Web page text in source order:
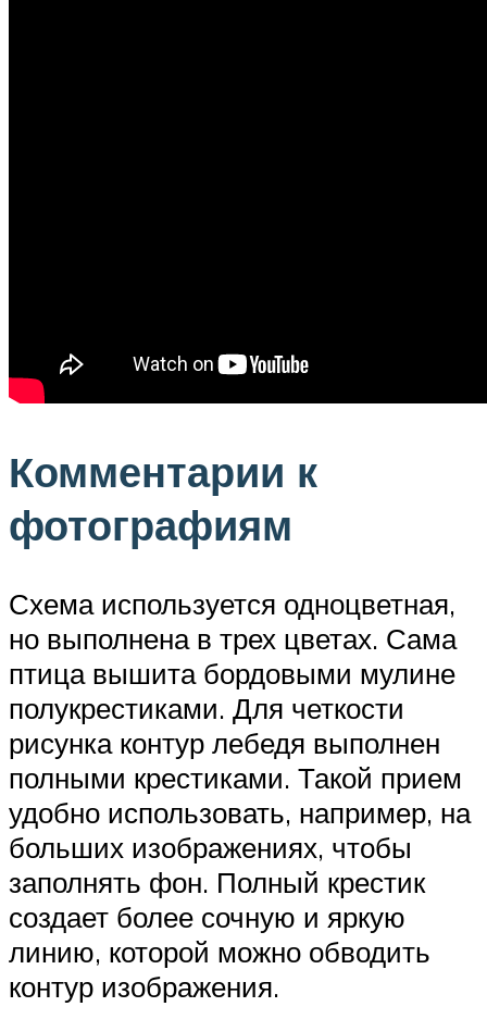
Комментарии к
фотографиям
Схема используется одноцветная,
но выполнена в трех цветах. Сама
птица вышита бордовыми мулине
полукрестиками. Для четкости
рисунка контур лебедя выполнен
полными крестиками. Такой прием
удобно использовать, например, на
больших изображениях, чтобы
заполнять фон. Полный крестик
создает более сочную и яркую
линию, которой можно обводить
контур изображения.